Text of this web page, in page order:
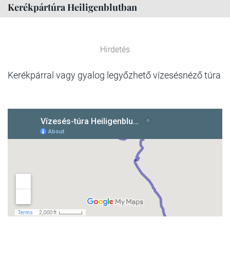
Kerékpártúra Heiligenblutban
Hirdetés
Kerékpárral vagy gyalog legyőzhető vízesésnéző túra